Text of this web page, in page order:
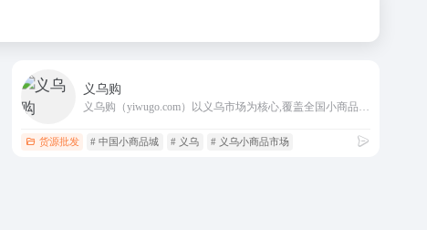
义乌购
货源批发 # 中国小商品城 # 义乌 # 义乌小商品市场